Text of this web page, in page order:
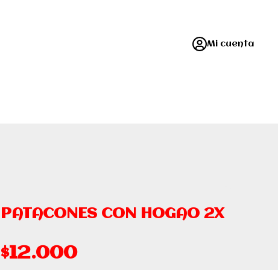
Mi cuenta
PATACONES CON HOGAO 2X
$12.000